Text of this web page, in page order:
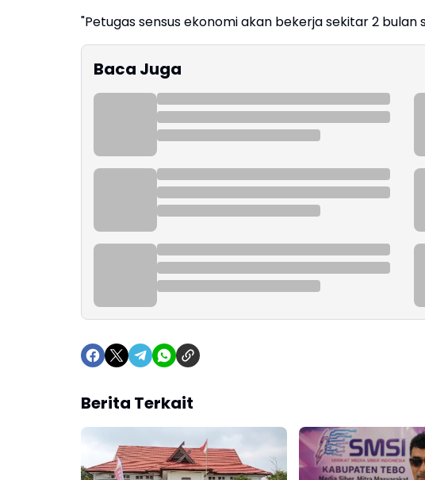
"Petugas sensus ekonomi akan bekerja sekitar 2 bulan
Baca Juga
Berita Terkait